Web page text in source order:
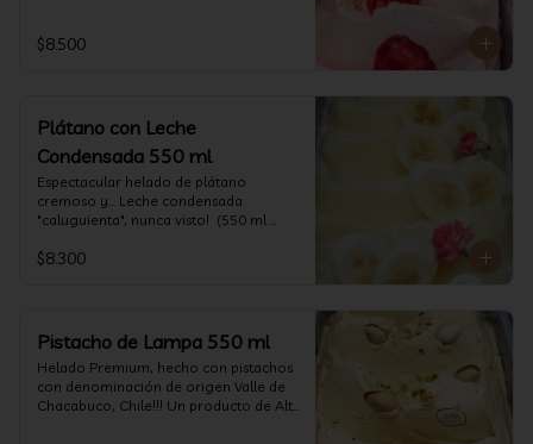
$8.500
Plátano con Leche
Condensada 550 ml
Espectacular helado de plátano
cremoso y... Leche condensada
"caluguienta", nunca visto!  (550 ml
$8.300
Pistacho de Lampa 550 ml
Helado Premium, hecho con pistachos
con denominación de origen Valle de
Chacabuco, Chile!!! Un producto de Alta